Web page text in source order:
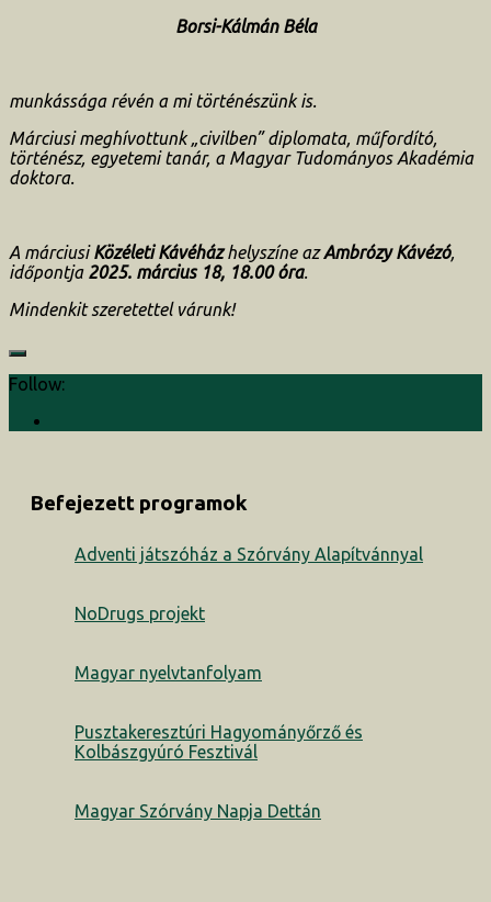
Borsi-Kálmán Béla
munkássága révén a mi történészünk is.
Márciusi meghívottunk „civilben” diplomata, műfordító,
történész, egyetemi tanár, a Magyar Tudományos Akadémia
doktora.
A márciusiKözéleti Kávéházhelyszíne azAmbrózy Kávézó,
időpontja 2025. március 18, 18.00 óra.
Mindenkit szeretettel várunk!
Follow:
Befejezett programok
Adventi játszóház a Szórvány Alapítvánnyal
NoDrugs projekt
Magyar nyelvtanfolyam
Pusztakeresztúri Hagyományőrző és
Kolbászgyúró Fesztivál
Magyar Szórvány Napja Dettán